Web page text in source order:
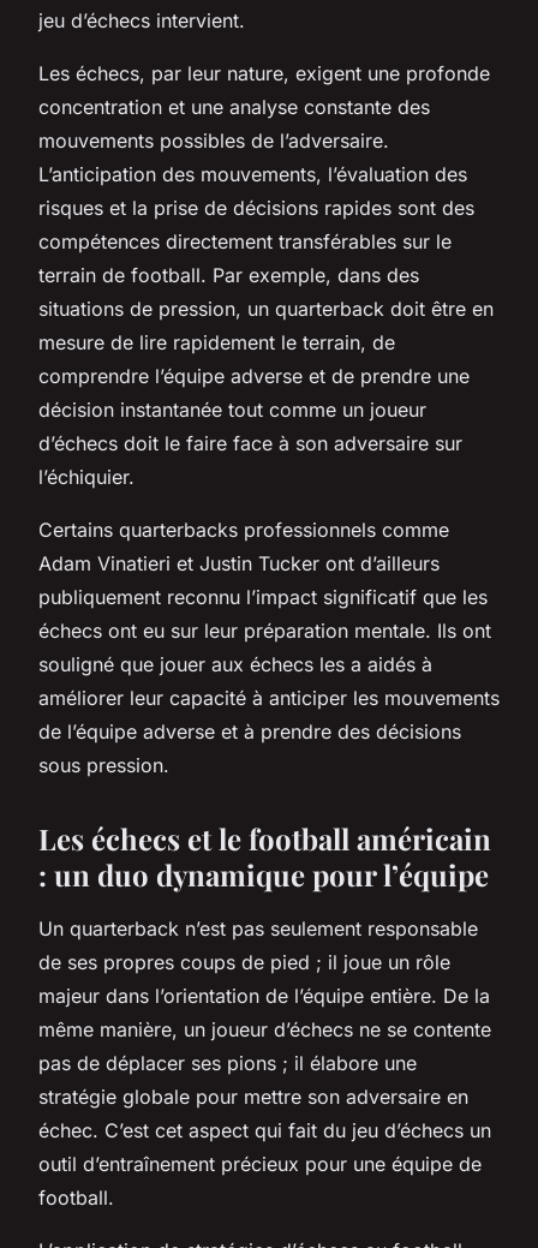
jeu d’échecs intervient.
Les échecs, par leur nature, exigent une profonde
concentration et une analyse constante des
mouvements possibles de l’adversaire.
L’anticipation des mouvements, l’évaluation des
risques et la prise de décisions rapides sont des
compétences directement transférables sur le
terrain de football. Par exemple, dans des
situations de pression, un quarterback doit être en
mesure de lire rapidement le terrain, de
comprendre l’équipe adverse et de prendre une
décision instantanée tout comme un joueur
d’échecs doit le faire face à son adversaire sur
l’échiquier.
Certains quarterbacks professionnels comme
Adam Vinatieri et Justin Tucker ont d’ailleurs
publiquement reconnu l’impact significatif que les
échecs ont eu sur leur préparation mentale. Ils ont
souligné que jouer aux échecs les a aidés à
améliorer leur capacité à anticiper les mouvements
de l’équipe adverse et à prendre des décisions
sous pression.
Les échecs et le football américain
: un duo dynamique pour l’équipe
Un quarterback n’est pas seulement responsable
de ses propres coups de pied ; il joue un rôle
majeur dans l’orientation de l’équipe entière. De la
même manière, un joueur d’échecs ne se contente
pas de déplacer ses pions ; il élabore une
stratégie globale pour mettre son adversaire en
échec. C’est cet aspect qui fait du jeu d’échecs un
outil d’entraînement précieux pour une équipe de
football.